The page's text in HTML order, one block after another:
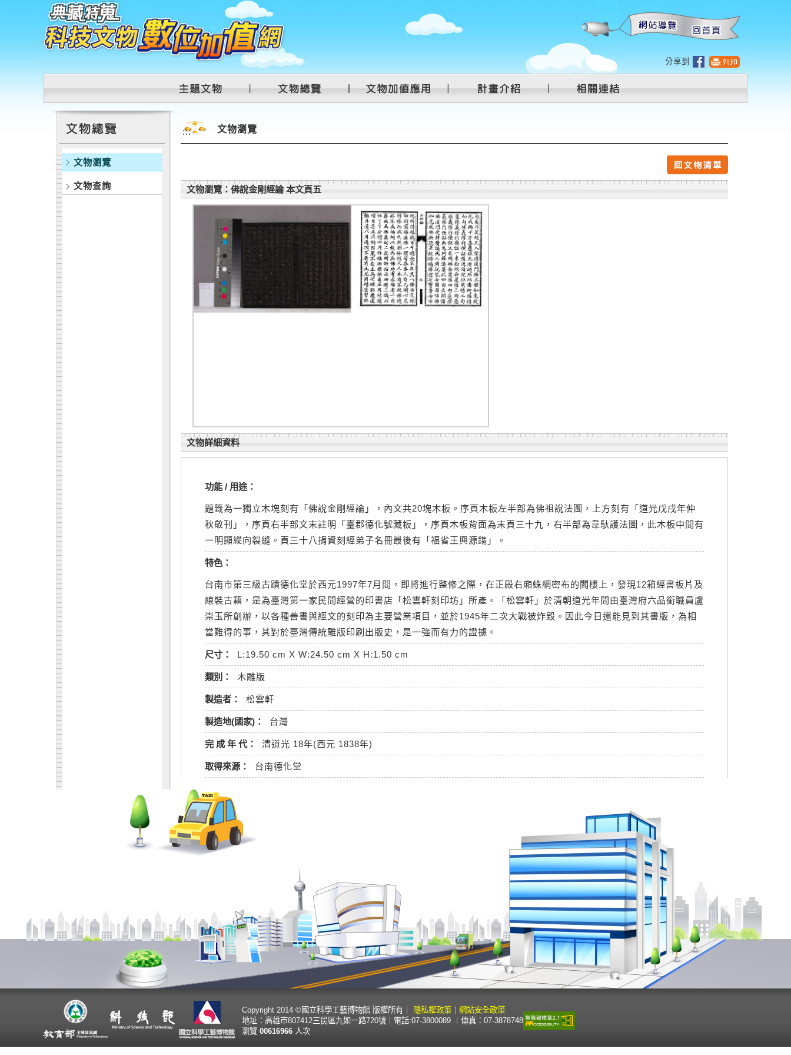
跳到主要內容區塊
分享到
文物瀏覽
文物查詢
::: 文物瀏覽
文物瀏覽：佛說金剛經論 本文頁五
文物詳細資料
功能 / 用途：
題籤為一獨立木塊刻有「佛說金剛經論」，內文共20塊木板。序頁木板左半部為佛祖說法圖，上方刻有「道光戊戌年仲
秋敬刊」，序頁右半部文末註明「臺郡德化號藏板」，序頁木板背面為末頁三十九，右半部為韋馱護法圖，此木板中間有
一明顯縱向裂縫。頁三十八捐資刻經弟子名冊最後有「福省王興源鐫」。
特色：
台南市第三級古蹟德化堂於西元1997年7月間，即將進行整修之際，在正殿右廂蛛網密布的閣樓上，發現12箱經書板片及
線裝古籍，是為臺灣第一家民間經營的印書店「松雲軒刻印坊」所產。「松雲軒」於清朝道光年間由臺灣府六品銜職員盧
崇玉所創辦，以各種善書與經文的刻印為主要營業項目，並於1945年二次大戰被炸毀。因此今日還能見到其書版，為相
當難得的事，其對於臺灣傳統雕版印刷出版史，是一強而有力的證據。
尺寸： L:19.50 cm X W:24.50 cm X H:1.50 cm
類別： 木雕版
製造者： 松雲軒
製造地(國家)： 台灣
完 成 年 代： 清道光 18年(西元 1838年)
取得來源： 台南德化堂
Copyright 2014 ©國立科學工藝博物館 版權所有 隱私權政策
網站安全政策
地址：高雄市807412三民區九如一路720號
電話:07-3800089 ︱傳真：07-3878748
瀏覽 00616966 人次